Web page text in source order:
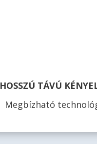
HOSSZÚ TÁVÚ
Megbízható